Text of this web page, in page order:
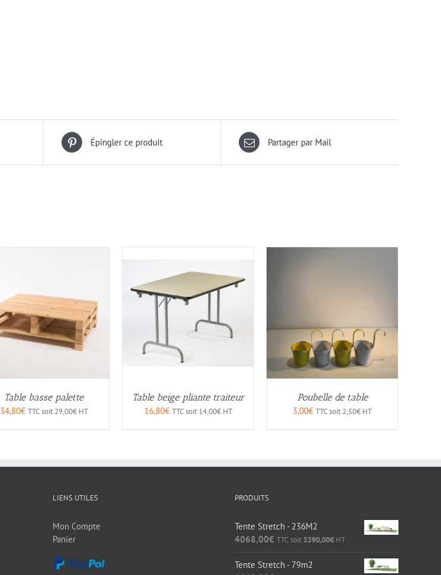
Épingler ce produit Partager par Mail
Table basse palette
34,80€ TTC soit 29,00€HT
Table beige pliante traiteur
16,80€ TTC soit 14,00€HT
Poubelle de table
3,00€ TTC soit 2,50€ HT
LIENS UTILES
Mon Compte
Panier
PRODUITS
Tente Stretch - 236M2
4068,00€ TTC soit 3390,00€HT
Tente Stretch - 79m2